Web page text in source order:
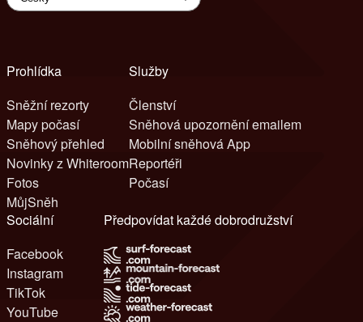
Prohlídka
Sněžní rezorty
Mapy počasí
Sněhový přehled
Novinky z Whiteroom
Fotos
MůjSněh
Služby
Členství
Sněhová upozornění emailem
Mobilní sněhová App
Reportéři
Počasí
Sociální
Facebook
Instagram
TikTok
YouTube
Předpovídat každé dobrodružství